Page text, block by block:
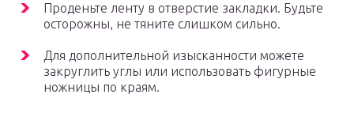
Проденьте ленту в отверстие закладки. Будьте
осторожны, не тяните слишком сильно.
Для дополнительной изысканности можете
закруглить углы или использовать фигурные
ножницы по краям.